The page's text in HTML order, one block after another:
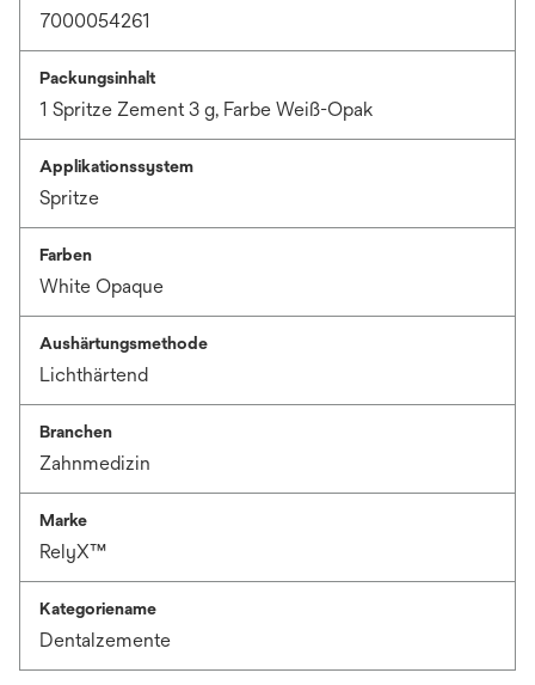
7000054261
Packungsinhalt
1 Spritze Zement 3 g, Farbe Weiß-Opak
Applikationssystem
Spritze
Farben
White Opaque
Aushärtungsmethode
Lichthärtend
Branchen
Zahnmedizin
Marke
RelyX™
Kategoriename
Dentalzemente